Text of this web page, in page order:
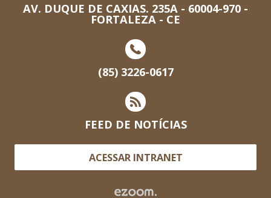
AV. DUQUE DE CAXIAS. 235A - 60004-970 -
FORTALEZA - CE
(85) 3226-0617
FEED DE NOTÍCIAS
ACESSAR INTRANET